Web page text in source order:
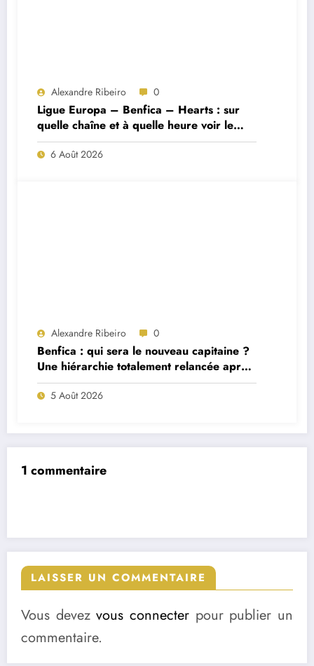
Alexandre Ribeiro 0
Ligue Europa – Benfica – Hearts : sur
quelle chaîne et à quelle heure voir le
match ?
6 Août 2026
Alexandre Ribeiro 0
Benfica : qui sera le nouveau capitaine ?
Une hiérarchie totalement relancée après
deux départs majeurs
5 Août 2026
1 commentaire
LAISSER UN COMMENTAIRE
Vous devezvous connecter pour publier un
commentaire.